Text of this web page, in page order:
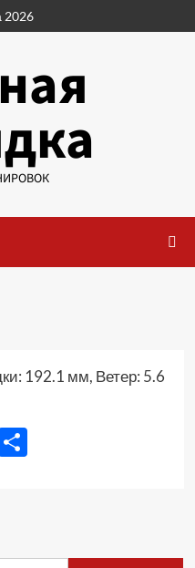
2026
192.1 мм, Ветер: 5.6
Отправить